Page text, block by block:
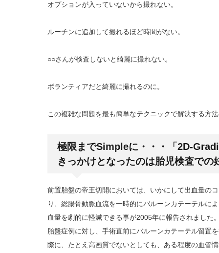
オプションが入っていないから撮れない。
ルーチンに追加して撮れるほど時間がない。
○○さんが検査しないと綺麗に撮れない。
ボランティアだと綺麗に撮れるのに。
この複雑な問題を最も簡単なテクニックで解決する方
極限までSimpleに・・・
「2D-
きっかけとなったのは胎児検査での
前置胎盤の帝王切開においては、いかにして出血量の
り、総腸骨動脈血流を一時的にバルーンカテーテルに
血量を劇的に軽減できる事が2005年に報告されました
胎盤症例に対し、手術直前にバルーンカテーテル留置
際に、たとえ高画質でないとしても、ある程度の血管